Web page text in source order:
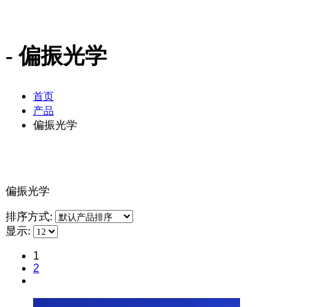
偏振光学
首页
产品
偏振光学
偏振光学
排序方式:
显示:
1
2